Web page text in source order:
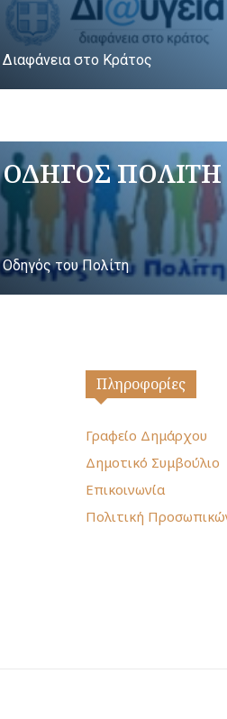
Διαφάνεια στο Κράτος
ΟΔΗΓΟΣ ΠΟΛΙΤΗ
Οδηγός του Πολίτη
Πληροφορίες
Γραφείο Δημάρχου
Δημοτικό Συμβούλιο
Επικοινωνία
Πολιτική